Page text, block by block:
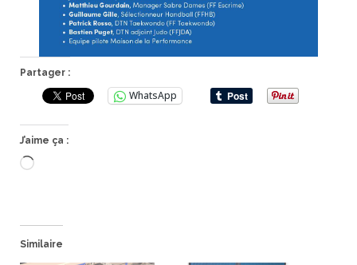
Partager :
WhatsApp
J’aime ça :
Chargement…
Similaire